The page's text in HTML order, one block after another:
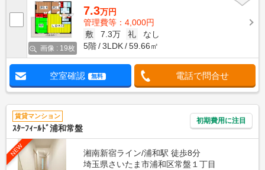
画像 : 19枚
7.3万円
管理費等：4,000円
敷
7.3万 礼
なし
5階
3LDK 59.66㎡
空室確認 無料 電話で問合せ
賃貸マンション
ｽﾀｰﾌｨｰﾙﾄﾞ浦和常盤
初期費用に注目
NEW
湘南新宿ライン/浦和駅 徒歩8分
埼玉県さいたま市浦和区常盤１丁目